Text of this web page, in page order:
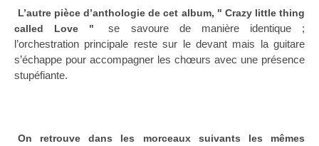
L’autre pièce d’anthologie de cet album, " Crazy little thing
called Love "
se savoure de manière identique ;
l’orchestration principale reste sur le devant mais la guitare
s’échappe pour accompagner les chœurs avec une présence
stupéfiante.
On retrouve dans les morceaux suivants les mêmes